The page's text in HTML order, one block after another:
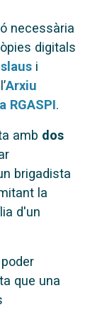
necessària
digitals
i
Arxiu
RGASPI.
amb dos
brigadista
la
d'un
que una